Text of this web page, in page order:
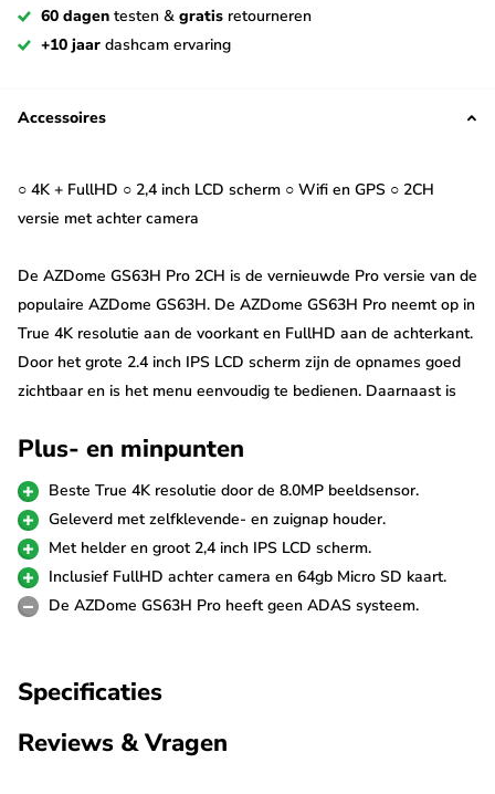
60 dagen testen & gratis retourneren
+10 jaar dashcam ervaring
Accessoires
○ 4K + FullHD ○ 2,4 inch LCD scherm ○ Wifi en GPS ○ 2CH
versie met achter camera
De AZDome GS63H Pro 2CH is de vernieuwde Pro versie van de
populaire AZDome GS63H. De AZDome GS63H Pro neemt op in
True 4K resolutie aan de voorkant en FullHD aan de achterkant.
Door het grote 2.4 inch IPS LCD scherm zijn de opnames goed
zichtbaar en is het menu eenvoudig te bedienen. Daarnaast is
True 4K resolutie
De GS63H Pro 2CH True 4K 64gb is uitgerust met de nieuwste
8.0MP beeldsensor die garant staat voor de scherpste Ultra 4K
video's. Hij filmt met een resolutie van 3840p*2160p met 25fps,
maar je kunt hem ook op FullHD 60fps laten opnemen. De HDR
foto's in 18M pixels worden gemaakt.
De meegeleverde achter camera is uitgerust met een FullHD
Plus- en minpunten
Beste True 4K resolutie door de 8.0MP beeldsensor.
Geleverd met zelfklevende- en zuignap houder.
Met helder en groot 2,4 inch IPS LCD scherm.
Inclusief FullHD achter camera en 64gb Micro SD kaart.
De AZDome GS63H Pro heeft geen ADAS systeem.
Specificaties
Reviews & Vragen